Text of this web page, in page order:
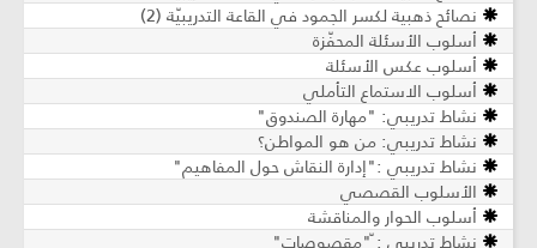
نصائح ذهبية لكسر الجمود في القاعة التدريبيّة (2)
أسلوب الأسئلة المحفّزة
أسلوب عكس الأسئلة
أسلوب الاستماع التأملي
نشاط تدريبي: "مهارة الصندوق"
نشاط تدريبي: من هو المواطن؟
نشاط تدريبي :"إدارة النقاش حول المفاهيم"
الأسلوب القصصي
أسلوب الحوار والمناقشة
نشاط تدريبي : ّ"مقصوصات"